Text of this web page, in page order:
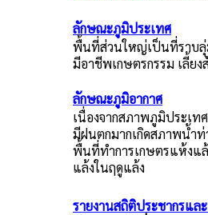
ลักษณะภูมิประเทศ
พื้นที่ส่วนใหญ่เป็นที่ราบ
มีอาชีพเกษตรกรรม เลี้ย
ลักษณะภูมิอากาศ
เนื่องจากสภาพภูมิประเ
มีฝนตกมากเกิดสภาพน้ำ
พื้นที่ทำการเกษตรแห้งแ
แล้งในฤดูแล้ง
รายงานสถิติประชากรแ